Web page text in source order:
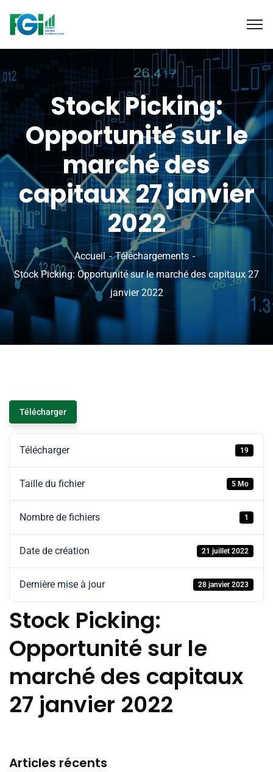
Stock Picking:
Opportunité sur le
marché des
capitaux 27 janvier
2022
Accueil
Téléchargements
Stock Picking: Opportunité sur le marché des capitaux 27
janvier 2022
Télécharger
Télécharger 19
Taille du fichier 5 Mo
Nombre de fichiers 1
Date de création 21 juillet 2022
Dernière mise à jour 28 janvier 2023
Stock Picking:
Opportunité sur le
marché des capitaux
27 janvier 2022
Articles récents